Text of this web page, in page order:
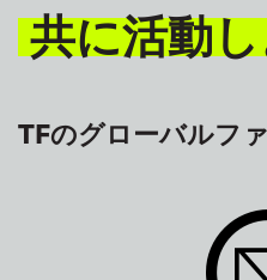
共に活動
TFのグローバルフ